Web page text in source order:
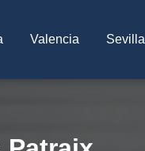
Valencia Sevilla